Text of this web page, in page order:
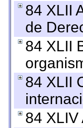
84 XLII
de
84 XLII
84 XLII
84